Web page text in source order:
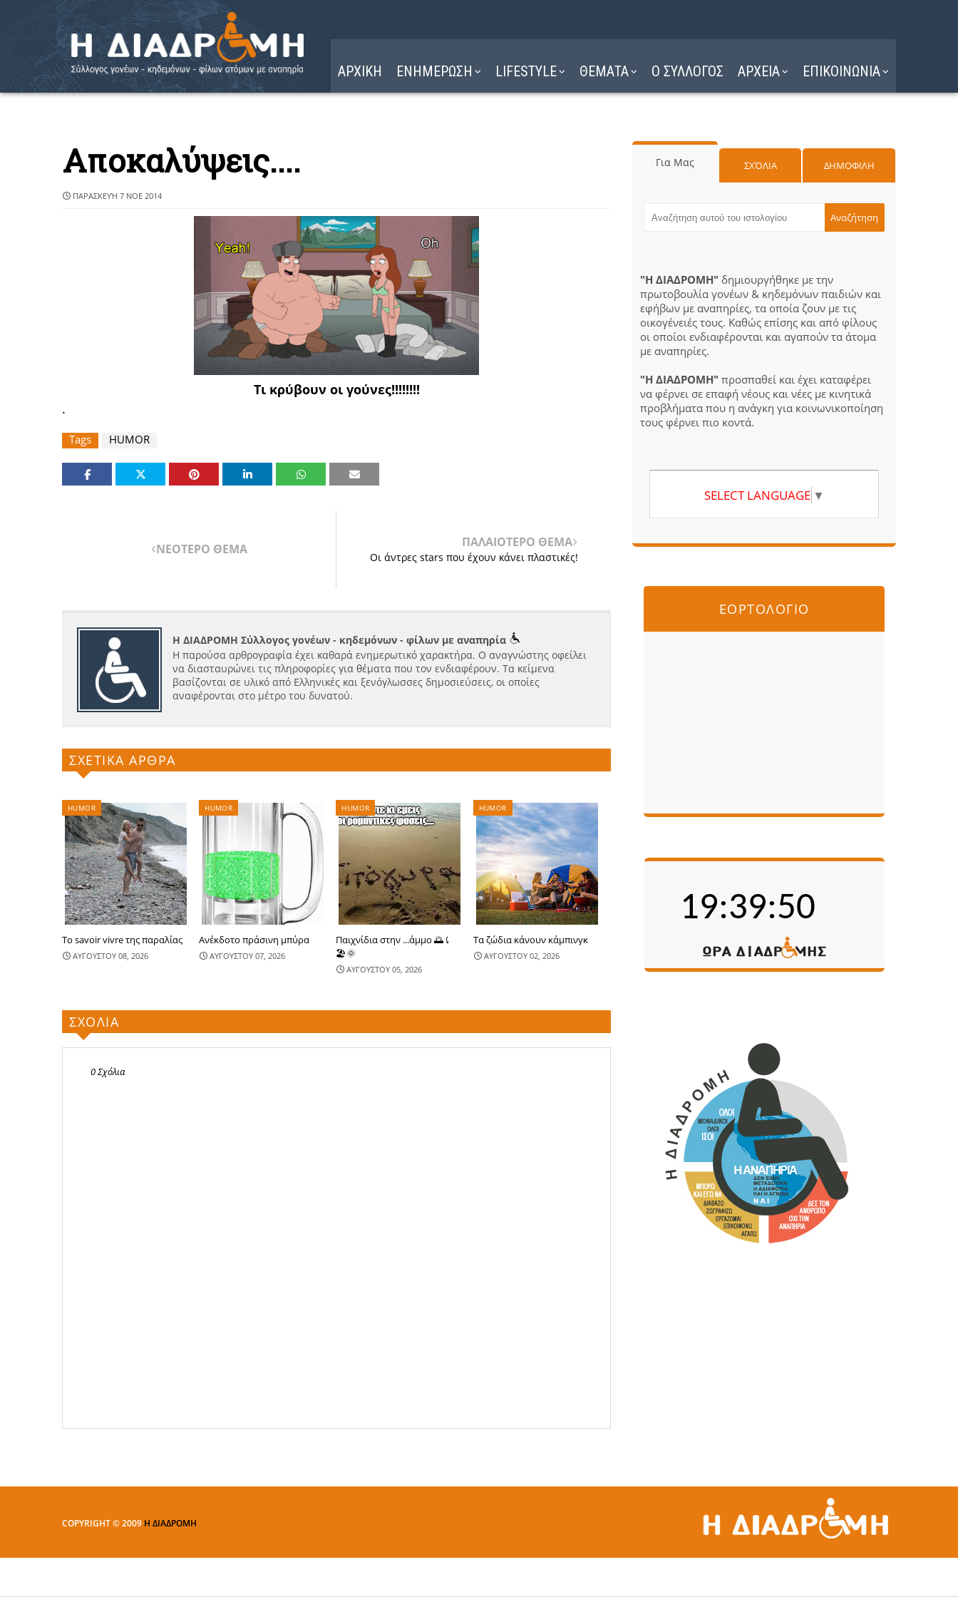
ΑΡΧΙΚΗ ΕΝΗΜΕΡΩΣΗ LIFESTYLE ΘΕΜΑΤΑ Ο ΣΥΛΛΟΓΟΣ ΑΡΧΕΙΑ ΕΠΙΚΟΙΝΩΝΙΑ
Αποκαλύψεις....
ΠΑΡΑΣΚΕΥΉ 7 ΝΟΕ 2014
Τι κρύβουν οι γούνες!!!!!!!!
.
Tags HUMOR
ΝΕΟΤΕΡΟ ΘΕΜΑ ΠΑΛΑΙΟΤΕΡΟ ΘΕΜΑ
Οι άντρες stars που έχουν κάνει πλαστικές!
Η ΔΙΑΔΡΟΜΗ Σύλλογος γονέων - κηδεμόνων - φίλων με αναπηρία
Η παρούσα αρθρογραφία έχει καθαρά ενημερωτικό χαρακτήρα. Ο αναγνώστης οφείλει
να διασταυρώνει τις πληροφορίες για θέματα που τον ενδιαφέρουν. Τα κείμενα
βασίζονται σε υλικό από Ελληνικές και ξενόγλωσσες δημοσιεύσεις, οι οποίες
αναφέρονται στο μέτρο του δυνατού.
ΣΧΕΤΙΚΑ ΑΡΘΡΑ
HUMOR
Το savoir vivre της παραλίας
ΑΥΓΟΥΣΤΟΥ 08, 2026
HUMOR
Ανέκδοτο πράσινη μπύρα
ΑΥΓΟΥΣΤΟΥ 07, 2026
HUMOR
Παιχνίδια στην ...άμμο 🌅⤹
🏖🌞
ΑΥΓΟΥΣΤΟΥ 05, 2026
HUMOR
Τα ζώδια κάνουν κάμπινγκ
ΑΥΓΟΥΣΤΟΥ 02, 2026
ΣΧΟΛΙΑ
0 Σχόλια
Για Μας ΣΧΌΛΙΑ ΔΗΜΟΦΙΛΗ
"Η ΔΙΑΔΡΟΜΗ" δημιουργήθηκε με την
πρωτοβουλία γονέων & κηδεμόνων παιδιών και
εφήβων με αναπηρίες, τα οποία ζουν με τις
οικογένειές τους. Καθώς επίσης και από φίλους
οι οποίοι ενδιαφέρονται και αγαπούν τα άτομα
με αναπηρίες.
"Η ΔΙΑΔΡΟΜΗ" προσπαθεί και έχει καταφέρει
να φέρνει σε επαφή νέους και νέες με κινητικά
προβλήματα που η ανάγκη για κοινωνικοποίηση
τους φέρνει πιο κοντά.
SELECT LANGUAGE ▼
ΕΟΡΤΟΛΟΓΙΟ
COPYRIGHT © 2009 Η ΔΙΑΔΡΟΜΗ